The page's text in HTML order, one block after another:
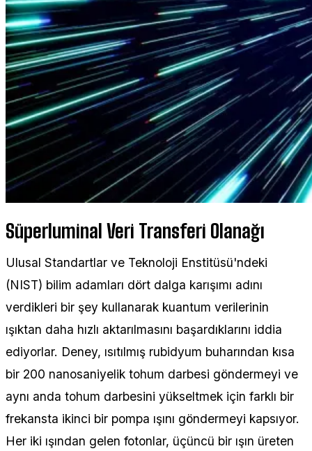
Süperluminal Veri Transferi Olanağı
Ulusal Standartlar ve Teknoloji Enstitüsü'ndeki
(NIST) bilim adamları dört dalga karışımı adını
verdikleri bir şey kullanarak kuantum verilerinin
ışıktan daha hızlı aktarılmasını başardıklarını iddia
ediyorlar. Deney, ısıtılmış rubidyum buharından kısa
bir 200 nanosaniyelik tohum darbesi göndermeyi ve
aynı anda tohum darbesini yükseltmek için farklı bir
frekansta ikinci bir pompa ışını göndermeyi kapsıyor.
Her iki ışından gelen fotonlar, üçüncü bir ışın üreten